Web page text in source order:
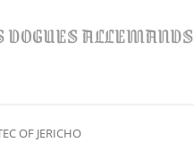
DOGUES ALLEMANDS
OF JERICHO